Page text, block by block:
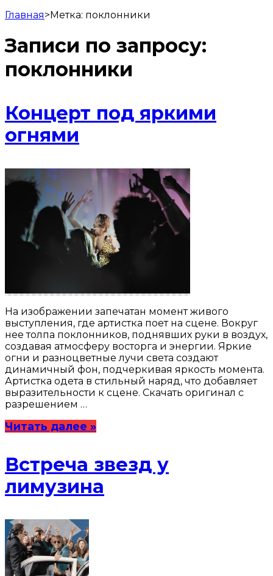
Главная>Метка: поклонники
Записи по запросу:
поклонники
Концерт под яркими
огнями
На изображении запечатан момент живого
выступления, где артистка поет на сцене. Вокруг
нее толпа поклонников, поднявших руки в воздух,
создавая атмосферу восторга и энергии. Яркие
огни и разноцветные лучи света создают
динамичный фон, подчеркивая яркость момента.
Артистка одета в стильный наряд, что добавляет
выразительности к сцене. Скачать оригинал с
разрешением …
Читать далее »
Встреча звезд у
лимузина